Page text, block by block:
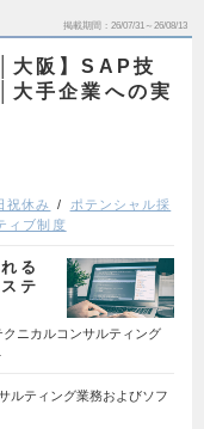
掲載期間 26/07/31～26/08/13
大阪】SAP技
大手企業への実
祝休み
ポテンシャル採
ィブ制度
る
テ
クニカルコンサルティング
ルティング業務およびソフ